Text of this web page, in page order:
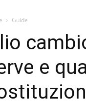
Guide
e